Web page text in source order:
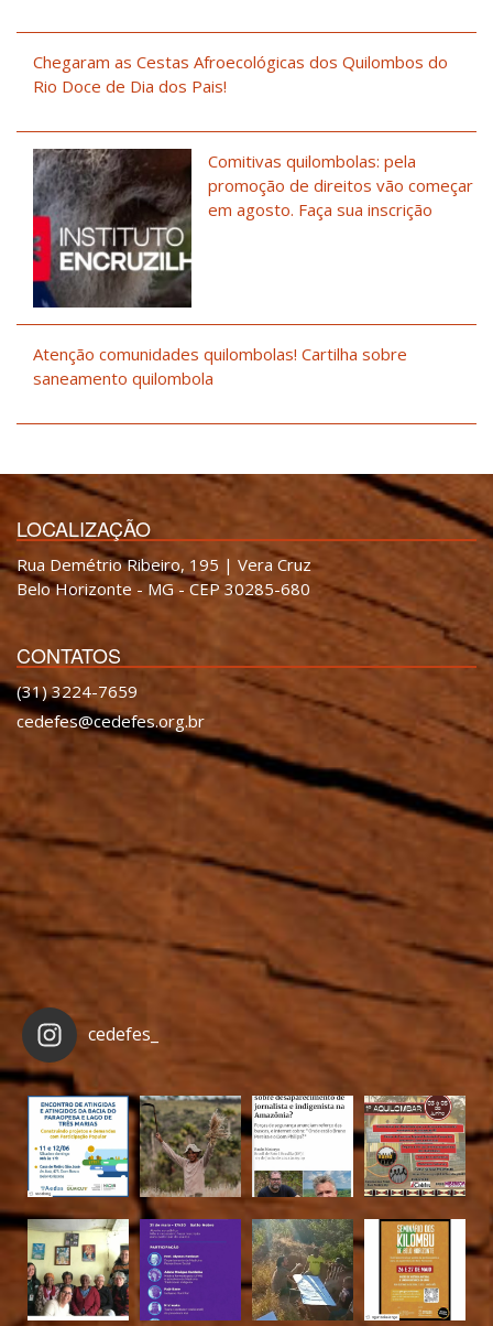
Chegaram as Cestas Afroecológicas dos Quilombos do
Rio Doce de Dia dos Pais!
Comitivas quilombolas: pela
promoção de direitos vão começar
em agosto. Faça sua inscrição
Atenção comunidades quilombolas! Cartilha sobre
saneamento quilombola
LOCALIZAÇÃO
Rua Demétrio Ribeiro, 195 | Vera Cruz
Belo Horizonte - MG - CEP 30285-680
CONTATOS
(31) 3224-7659
cedefes@cedefes.org.br
cedefes_